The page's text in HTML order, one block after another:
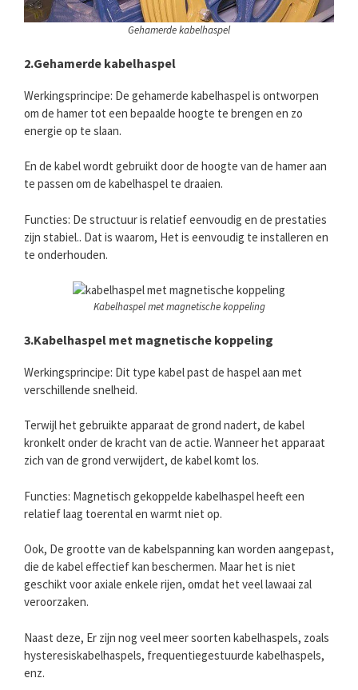
Gehamerde kabelhaspel
2.Gehamerde kabelhaspel
Werkingsprincipe: De gehamerde kabelhaspel is ontworpen
om de hamer tot een bepaalde hoogte te brengen en zo
energie op te slaan.
En de kabel wordt gebruikt door de hoogte van de hamer aan
te passen om de kabelhaspel te draaien.
Functies: De structuur is relatief eenvoudig en de prestaties
zijn stabiel.. Dat is waarom, Het is eenvoudig te installeren en
te onderhouden.
Kabelhaspel met magnetische koppeling
3.Kabelhaspel met magnetische koppeling
Werkingsprincipe: Dit type kabel past de haspel aan met
verschillende snelheid.
Terwijl het gebruikte apparaat de grond nadert, de kabel
kronkelt onder de kracht van de actie. Wanneer het apparaat
zich van de grond verwijdert, de kabel komt los.
Functies: Magnetisch gekoppelde kabelhaspel heeft een
relatief laag toerental en warmt niet op.
Ook, De grootte van de kabelspanning kan worden aangepast,
die de kabel effectief kan beschermen. Maar het is niet
geschikt voor axiale enkele rijen, omdat het veel lawaai zal
veroorzaken.
Naast deze, Er zijn nog veel meer soorten kabelhaspels, zoals
hysteresiskabelhaspels, frequentiegestuurde kabelhaspels,
enz.